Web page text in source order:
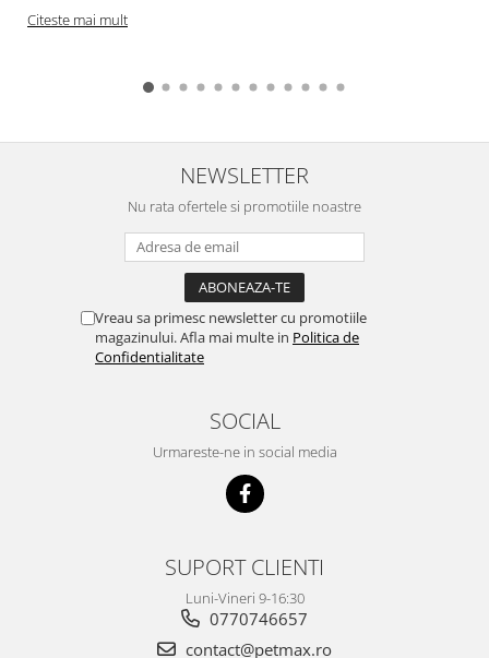
Citeste mai mult
NEWSLETTER
Nu rata ofertele si promotiile noastre
Vreau sa primesc newsletter cu promotiile
magazinului. Afla mai multe in Politica de
Confidentialitate
SOCIAL
Urmareste-ne in social media
SUPORT CLIENTI
Luni-Vineri 9-16:30
0770746657
contact@petmax.ro